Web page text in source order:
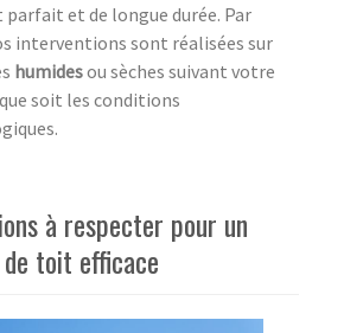
et de longue durée. Par
interventions sont réalisées sur
humidesou sèches suivant votre
soit les conditions
à respecter pour un
toit efficace